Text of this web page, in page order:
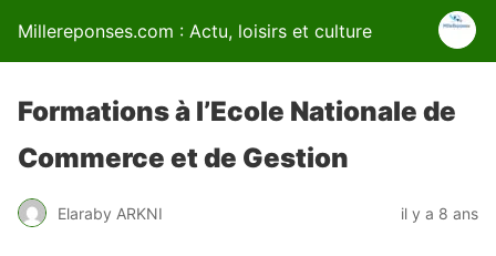
Millereponses.com : Actu, loisirs et culture
Formations à l’Ecole Nationale de
Commerce et de Gestion
Elaraby ARKNI il y a 8 ans